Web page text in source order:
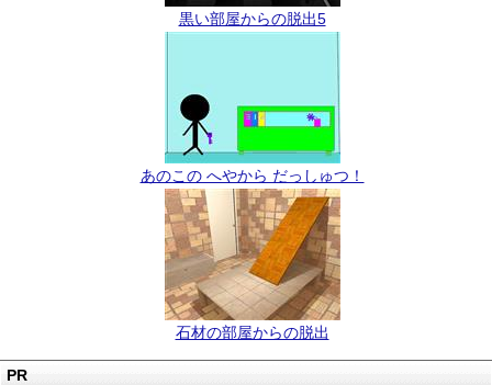
黒い部屋からの脱出5
あのこの へやから だっしゅつ！
石材の部屋からの脱出
PR